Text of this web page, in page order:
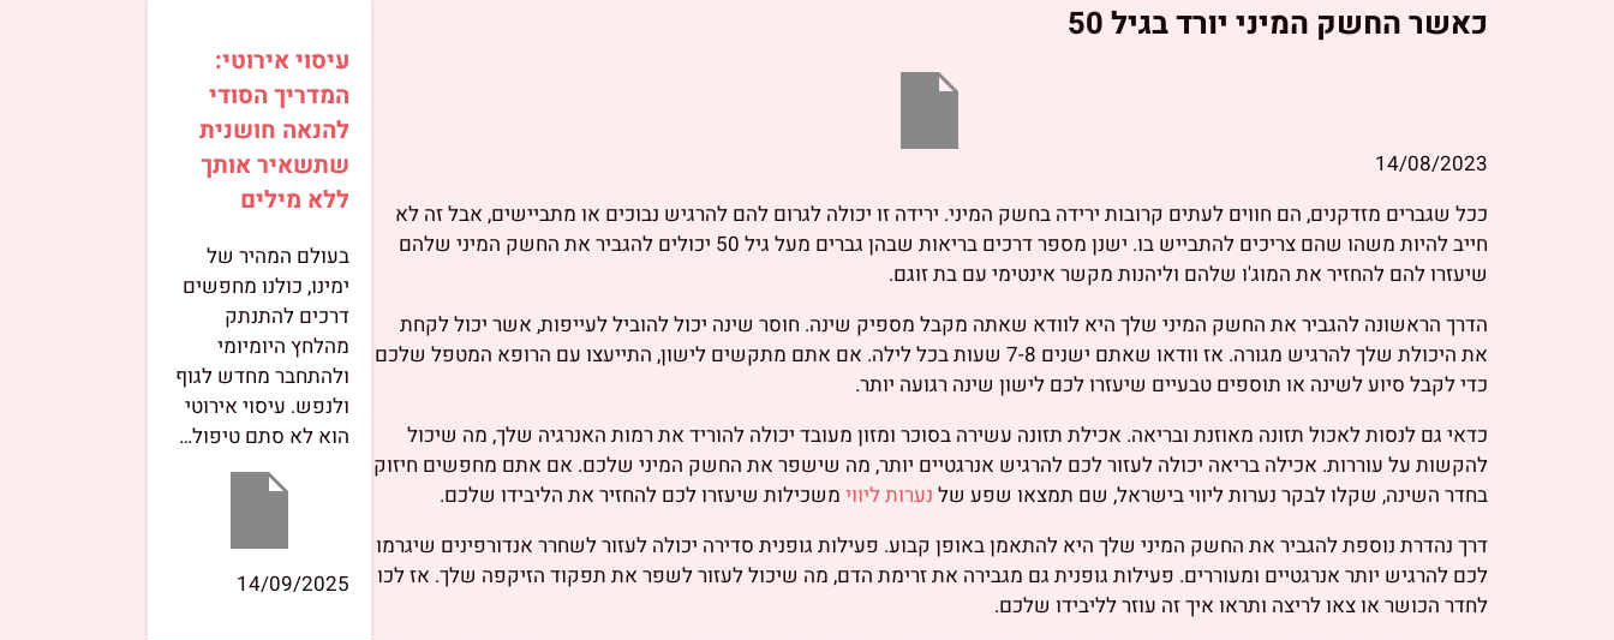
כאשר החשק המיני יורד בגיל 50
14/08/2023
ככל שגברים מזדקנים, הם חווים לעתים קרובות ירידה בחשק המיני. ירידה זו יכולה לגרום להם להרגיש נבוכים או מתביישים, אבל זה לא
חייב להיות משהו שהם צריכים להתבייש בו. ישנן מספר דרכים בריאות שבהן גברים מעל גיל 50 יכולים להגביר את החשק המיני שלהם
שיעזרו להם להחזיר את המוג'ו שלהם וליהנות מקשר אינטימי עם בת זוגם.
הדרך הראשונה להגביר את החשק המיני שלך היא לוודא שאתה מקבל מספיק שינה. חוסר שינה יכול להוביל לעייפות, אשר יכול לקחת
את היכולת שלך להרגיש מגורה. אז וודאו שאתם ישנים 7-8 שעות בכל לילה. אם אתם מתקשים לישון, התייעצו עם הרופא המטפל שלכם
כדי לקבל סיוע לשינה או תוספים טבעיים שיעזרו לכם לישון שינה רגועה יותר.
כדאי גם לנסות לאכול תזונה מאוזנת ובריאה. אכילת תזונה עשירה בסוכר ומזון מעובד יכולה להוריד את רמות האנרגיה שלך, מה שיכול
להקשות על עוררות. אכילה בריאה יכולה לעזור לכם להרגיש אנרגטיים יותר, מה שישפר את החשק המיני שלכם. אם אתם מחפשים חיזוק
בחדר השינה, שקלו לבקר נערות ליווי בישראל, שם תמצאו שפע של נערות ליווי משכילות שיעזרו לכם להחזיר את הליבידו שלכם.
דרך נהדרת נוספת להגביר את החשק המיני שלך היא להתאמן באופן קבוע. פעילות גופנית סדירה יכולה לעזור לשחרר אנדורפינים שיגרמו
לכם להרגיש יותר אנרגטיים ומעוררים. פעילות גופנית גם מגבירה את זרימת הדם, מה שיכול לעזור לשפר את תפקוד הזיקפה שלך. אז לכו
לחדר הכושר או צאו לריצה ותראו איך זה עוזר לליבידו שלכם.
עיסוי אירוטי:
המדריך הסודי
להנאה חושנית
שתשאיר אותך
ללא מילים
בעולם המהיר של
ימינו, כולנו מחפשים
דרכים להתנתק
מהלחץ היומיומי
ולהתחבר מחדש לגוף
ולנפש. עיסוי אירוטי
הוא לא סתם טיפול…
14/09/2025